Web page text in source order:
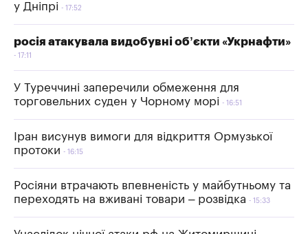
у Дніпрі 17:52
росія атакувала видобувні об’єкти «Укрнафти»
17:11
У Туреччині заперечили обмеження для
торговельних суден у Чорному морі
16:51
Іран висунув вимоги для відкриття Ормузької
протоки
16:15
Росіяни втрачають впевненість у майбутньому та
переходять на вживані товари – розвідка
15:33